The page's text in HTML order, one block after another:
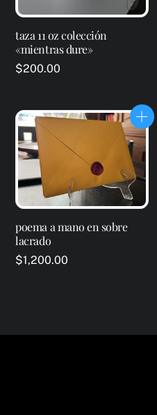
taza 11 oz colección
«mientras dure»
$200.00
poema a mano en sobre
lacrado
$1,200.00